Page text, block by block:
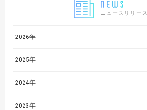
ニュースリリース
2026年
2025年
2024年
2023年